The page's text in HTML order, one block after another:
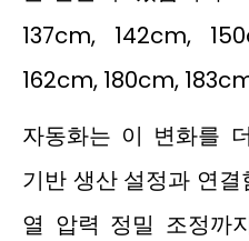
137cm, 142cm,
162cm, 180cm,
자동화는 이 변화를
기반 생산 설정과 연
열 압력 정밀 조정까